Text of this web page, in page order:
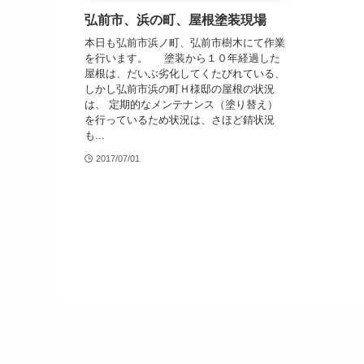
弘前市、浜の町、屋根塗装現場
本日も弘前市浜ノ町、弘前市樹木にて作業
を行います。 塗装から１０年経過した
屋根は、だいぶ劣化してくたびれている、
しかし弘前市浜の町Ｈ様邸の屋根の状況
は、 定期的なメンテナンス（塗り替え）
を行っているため状況は、さほど錆状況
も...
2017/07/01